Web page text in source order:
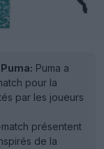
Puma a
pour la
par les joueurs
présentent
de la